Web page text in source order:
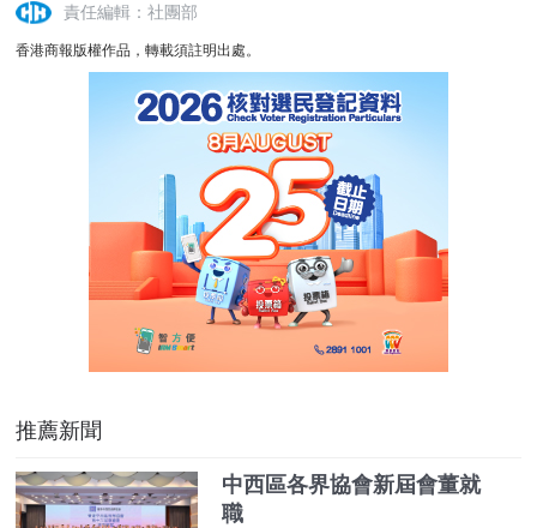
責任編輯：社團部
香港商報版權作品，轉載須註明出處。
推薦新聞
中西區各界協會新屆會董就
職